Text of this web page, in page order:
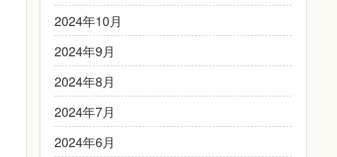
2024年10月
2024年9月
2024年8月
2024年7月
2024年6月